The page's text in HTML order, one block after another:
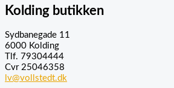
Kolding butikken
Sydbanegade 11
6000 Kolding
Tlf. 79304444
Cvr 25046358
lv@vollstedt.dk